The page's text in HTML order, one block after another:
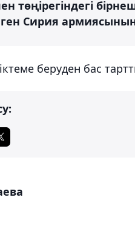
төңірегіндегі
Сирия
беруден бас